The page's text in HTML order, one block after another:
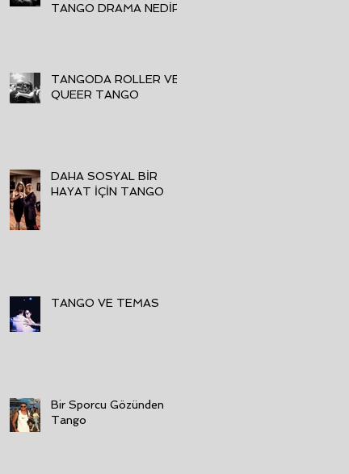
TANGO DRAMA NEDİR
TANGODA ROLLER VE
QUEER TANGO
DAHA SOSYAL BİR
HAYAT İÇİN TANGO
TANGO VE TEMAS
Bir Sporcu Gözünden
Tango